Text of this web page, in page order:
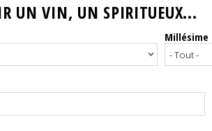
UN VIN, UN SPIRITUEUX...
Millésime